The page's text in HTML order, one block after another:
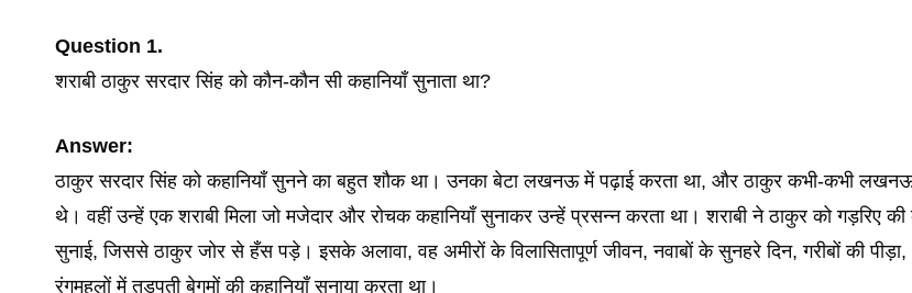
Question 1.
शराबी ठाकुर सरदार सिंह को कौन-कौन सी कहानियाँ सुनाता था?
Answer:
ठाकुर सरदार सिंह को कहानियाँ सुनने का बहुत शौक था। उनका बेटा लखनऊ में पढ़ाई करता था, और ठाकुर कभी-कभी
थे। वहीं उन्हें एक शराबी मिला जो मजेदार और रोचक कहानियाँ सुनाकर उन्हें प्रसन्न करता था। शराबी ने ठाकुर को गड़रिए की
सुनाई, जिससे ठाकुर जोर से हँस पड़े। इसके अलावा, वह अमीरों के विलासितापूर्ण जीवन, नवाबों के सुनहरे दिन, गरीबों की
रंगमहलों में तड़पती बेगमों की कहानियाँ सुनाया करता था।